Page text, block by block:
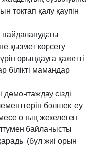
тоқтап қалу қаупін
қызмет көрсету
орындауға қажетті
білікті мамандар
демонтаждау сізді
бөлшектеу
оның жекелеген
байланысты
(бұл жиі орын